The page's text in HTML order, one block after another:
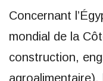
Concernant
mondial de la
construction,